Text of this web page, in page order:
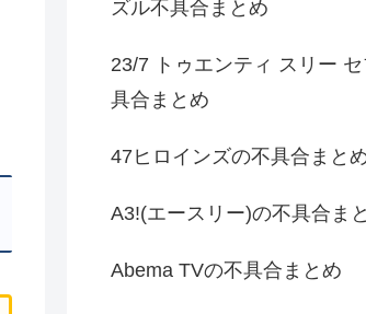
ズル不具合まとめ
23/7 トゥエンティ スリー
具合まとめ
47ヒロインズの不具合まと
A3!(エースリー)の不具合ま
Abema TVの不具合まとめ